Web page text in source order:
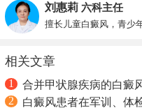
刘惠莉 六科主任
擅长儿童白癜风，青少
相关文章
1
合并甲状腺疾病的白癜
2
白癜风患者在军训、体